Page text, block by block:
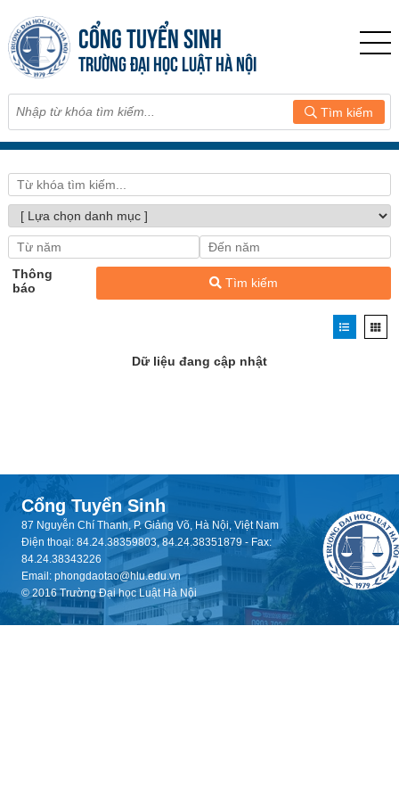
CỔNG TUYỂN SINH
TRƯỜNG ĐẠI HỌC LUẬT HÀ NỘI
Tìm kiếm
Thông
báo
Tìm kiếm
Dữ liệu đang cập nhật
Cổng Tuyển Sinh
87 Nguyễn Chí Thanh, P. Giảng Võ, Hà Nội, Việt Nam
Điện thoại: 84.24.38359803, 84.24.38351879 - Fax:
84.24.38343226
Email: phongdaotao@hlu.edu.vn
© 2016 Trường Đại học Luật Hà Nội